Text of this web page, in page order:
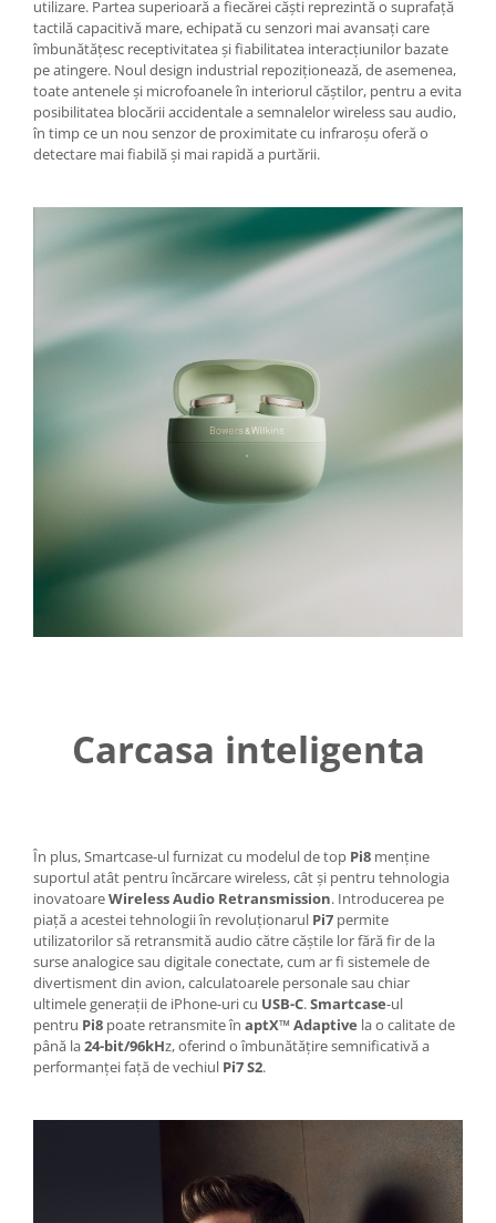
utilizare. Partea superioară a fiecărei căști reprezintă o suprafață
tactilă capacitivă mare, echipată cu senzori mai avansați care
îmbunătățesc receptivitatea și fiabilitatea interacțiunilor bazate
pe atingere. Noul design industrial repoziționează, de asemenea,
toate antenele și microfoanele în interiorul căștilor, pentru a evita
posibilitatea blocării accidentale a semnalelor wireless sau audio,
în timp ce un nou senzor de proximitate cu infraroșu oferă o
detectare mai fiabilă și mai rapidă a purtării.
Carcasa inteligenta
În plus, Smartcase-ul furnizat cu modelul de top Pi8 menține
suportul atât pentru încărcare wireless, cât și pentru tehnologia
inovatoareWireless Audio Retransmission. Introducerea pe
piață a acestei tehnologii în revoluționarul Pi7 permite
utilizatorilor să retransmită audio către căștile lor fără fir de la
surse analogice sau digitale conectate, cum ar fi sistemele de
divertisment din avion, calculatoarele personale sau chiar
ultimele generații de iPhone-uri cu USB-C.Smartcase-ul
pentru Pi8 poate retransmite în aptX™ Adaptive la o calitate de
până la24-bit/96kHz, oferind o îmbunătățire semnificativă a
performanței față de vechiul Pi7 S2.